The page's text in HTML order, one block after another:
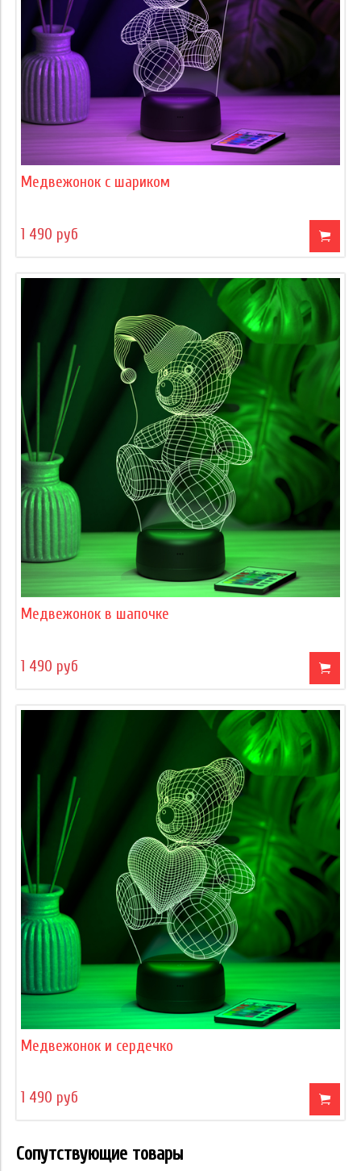
Медвежонок с шариком
1 490 руб
Медвежонок в шапочке
1 490 руб
Медвежонок и сердечко
1 490 руб
Сопутствующие товары